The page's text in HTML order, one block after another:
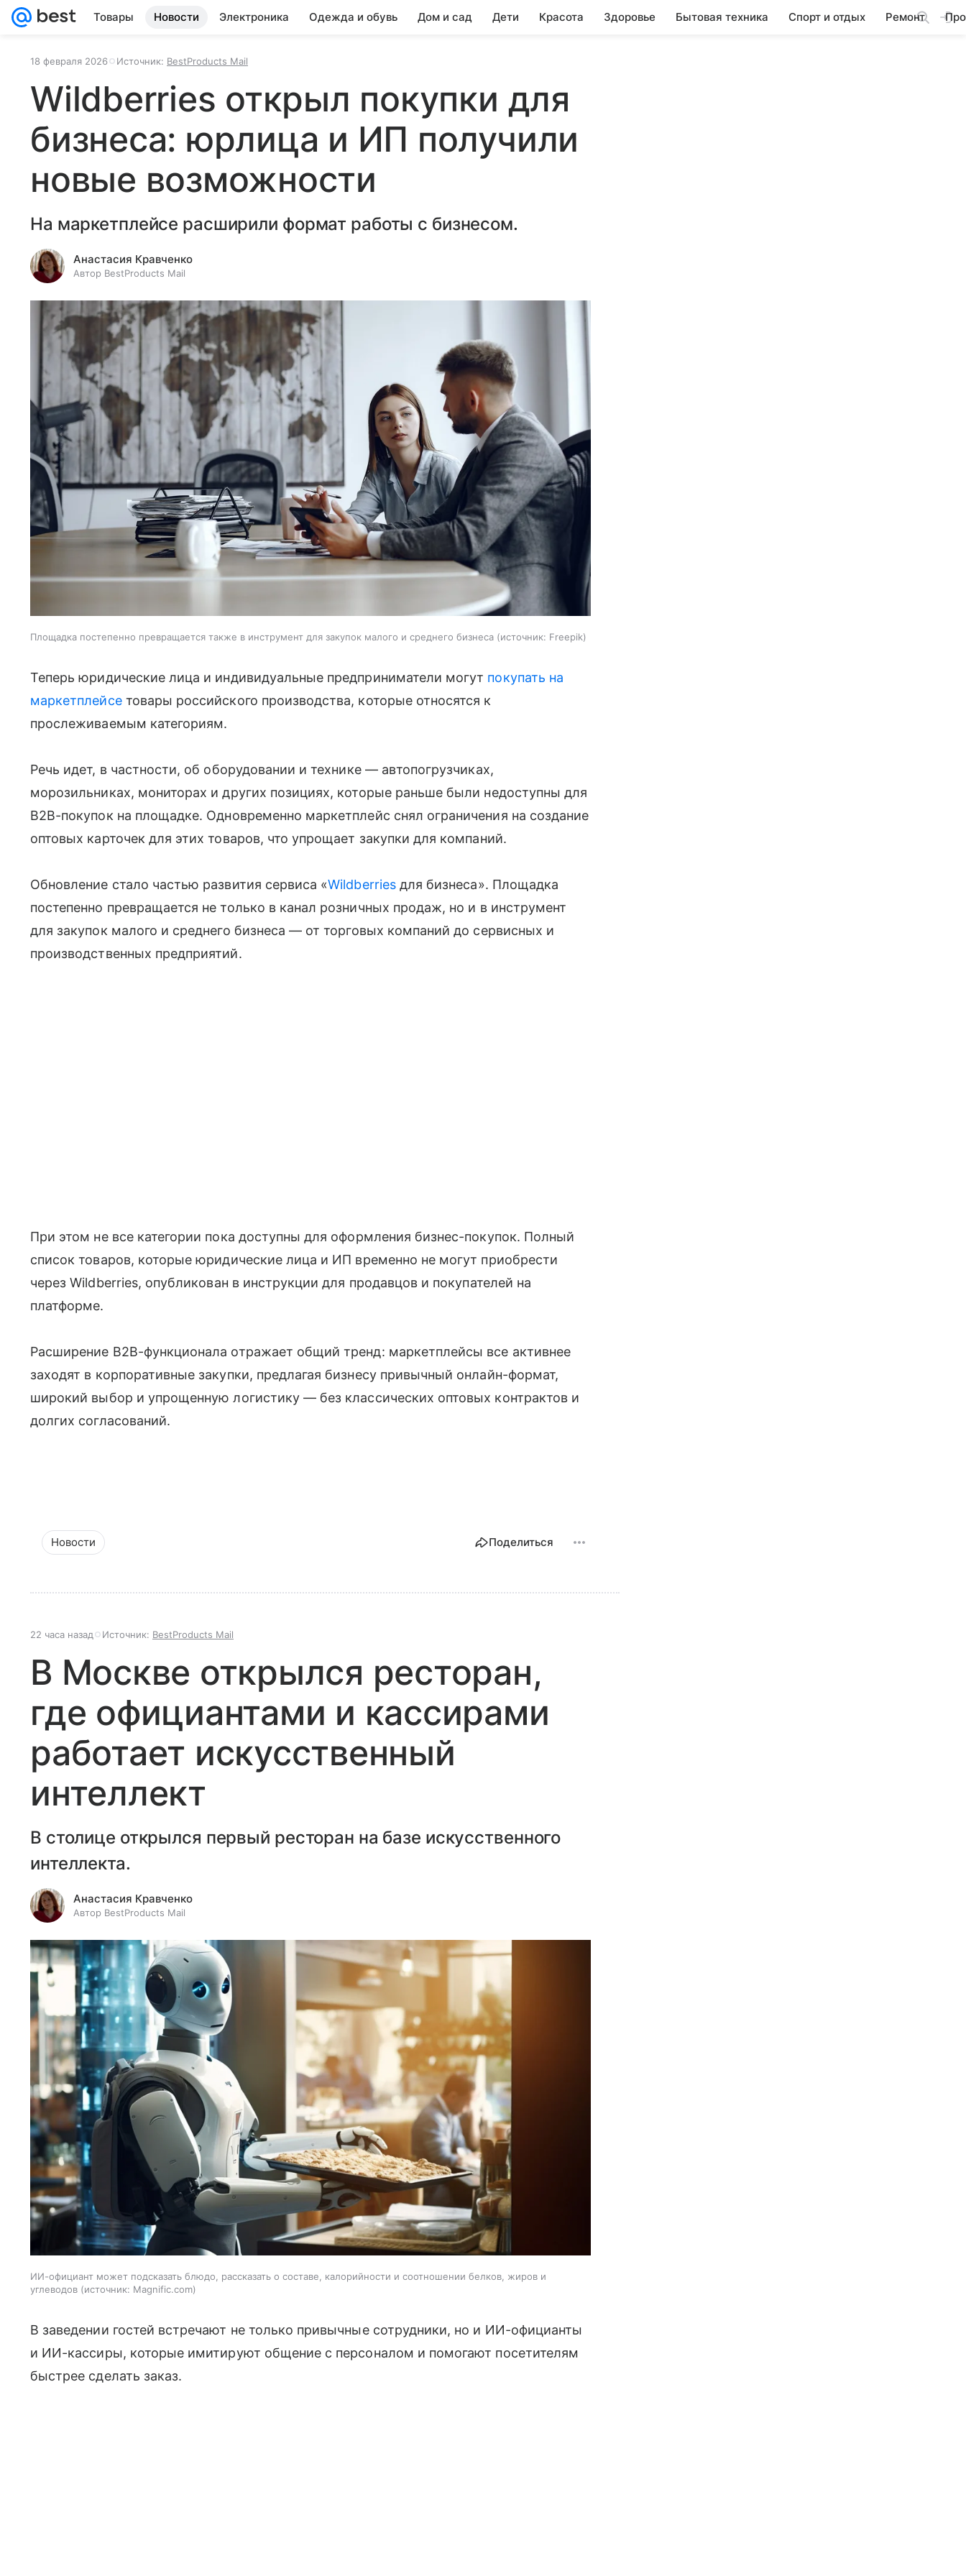
Товары Новости Электроника Одежда и обувь Дом и сад Дети Красота Здоровье Бытовая техника Спорт и отдых Ремонт
18 февраля 2026 Источник: BestProducts Mail
Wildberries открыл покупки для
бизнеса: юрлица и ИП получили
новые возможности
На маркетплейсе расширили формат работы с бизнесом.
Анастасия Кравченко
Автор BestProducts Mail
Площадка постепенно превращается также в инструмент для закупок малого и среднего бизнеса источник: Freepik
Теперь юридические лица и индивидуальные предприниматели могут покупать на
маркетплейсетовары российского производства, которые относятся к
прослеживаемым категориям.
Речь идет, в частности, об оборудовании и технике — автопогрузчиках,
морозильниках, мониторах и других позициях, которые раньше были недоступны для
B2B-покупок на площадке. Одновременно маркетплейс снял ограничения на создание
оптовых карточек для этих товаров, что упрощает закупки для компаний.
Обновление стало частью развития сервиса «Wildberriesдля бизнеса». Площадка
постепенно превращается не только в канал розничных продаж, но и в инструмент
для закупок малого и среднего бизнеса — от торговых компаний до сервисных и
производственных предприятий.
При этом не все категории пока доступны для оформления бизнес-покупок. Полный
список товаров, которые юридические лица и ИП временно не могут приобрести
через Wildberries, опубликован в инструкции для продавцов и покупателей на
платформе.
Расширение B2B-функционала отражает общий тренд: маркетплейсы все активнее
заходят в корпоративные закупки, предлагая бизнесу привычный онлайн-формат,
широкий выбор и упрощенную логистику — без классических оптовых контрактов и
долгих согласований.
Новости Поделиться
22 часа назад Источник: BestProducts Mail
В Москве открылся ресторан,
где официантами и кассирами
работает искусственный
интеллект
В столице открылся первый ресторан на базе искусственного
интеллекта.
Анастасия Кравченко
Автор BestProducts Mail
ИИ-официант может подсказать блюдо, рассказать о составе, калорийности и соотношении белков, жиров и
углеводов
источник: Magnific.com
В заведении гостей встречают не только привычные сотрудники, но и ИИ-официанты
и ИИ-кассиры, которые имитируют общение с персоналом и помогают посетителям
быстрее сделать заказ.